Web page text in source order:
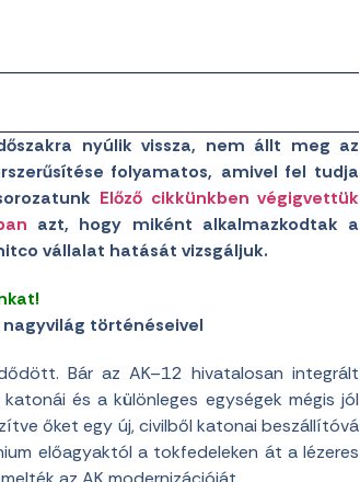
nyúlik vissza, nem állt meg az
folyamatos, amivel fel tudja
Előző cikkünkben végigvettük
azt, hogy miként alkalmazkodtak a
vállalat hatását vizsgáljuk.
történéseivel
Bár az AK–12 hivatalosan integrált
és a különleges egységek mégis jól
őket egy új, civilből katonai beszállítóvá
előagyaktól a tokfedeleken át a lézeres